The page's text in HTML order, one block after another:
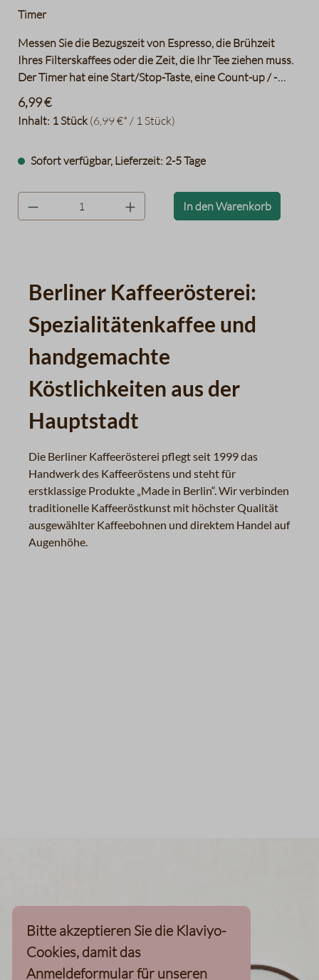
Timer
Messen Sie die Bezugszeit von Espresso, die Brühzeit
Ihres Filterskaffees oder die Zeit, die Ihr Tee ziehen muss.
Der Timer hat eine Start/Stop-Taste, eine Count-up / -
down Funktion und ein leicht ablesbares LCD-Display.
Inhalt: 1 Stück (6,99 €* / 1 Stück)
6,99 €
Sofort verfügbar, Lieferzeit: 2-5 Tage
product.quantityLabel In den Warenkorb
Berliner Kaffeerösterei:
Spezialitätenkaffee und
handgemachte
Köstlichkeiten aus der
Hauptstadt
Die Berliner Kaffeerösterei pflegt seit 1999 das
Handwerk des Kaffeeröstens und steht für
erstklassige Produkte „Made in Berlin“. Wir verbinden
traditionelle Kaffeeröstkunst mit höchster Qualität
ausgewählter Kaffeebohnen und direktem Handel auf
Augenhöhe.
Bitte akzeptieren Sie die Klaviyo-
Cookies, damit das
Anmeldeformular für unseren